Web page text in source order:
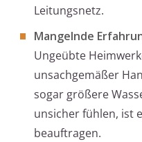
Leitungsnetz.
Mangelnde
Ungeübte
unsachgemäßer
sogar größere
unsicher fühlen, ist
beauftragen.